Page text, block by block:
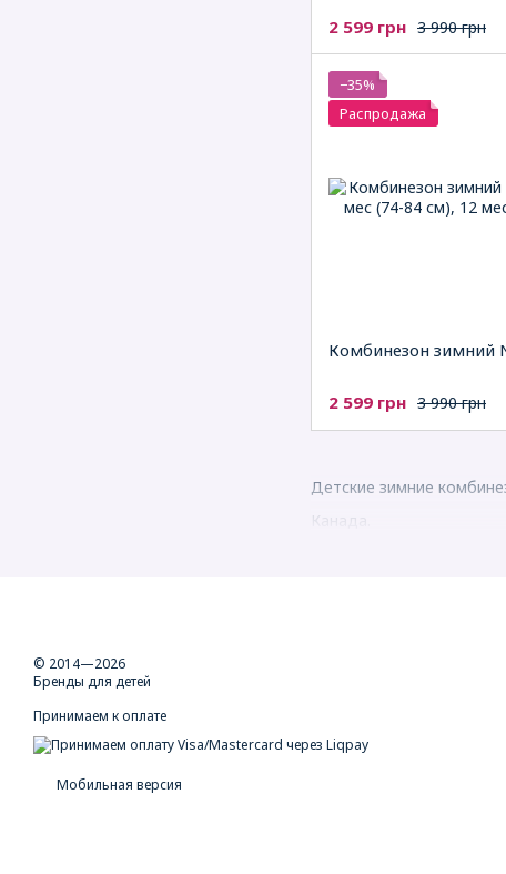
Детские зимние
Канада.
3 990 грн
2 599 грн
−35%
Распродажа
Комбинезон зимний
3 990 грн
2 599 грн
© 2014—2026
Бренды для детей
Принимаем к оплате
Мобильная версия